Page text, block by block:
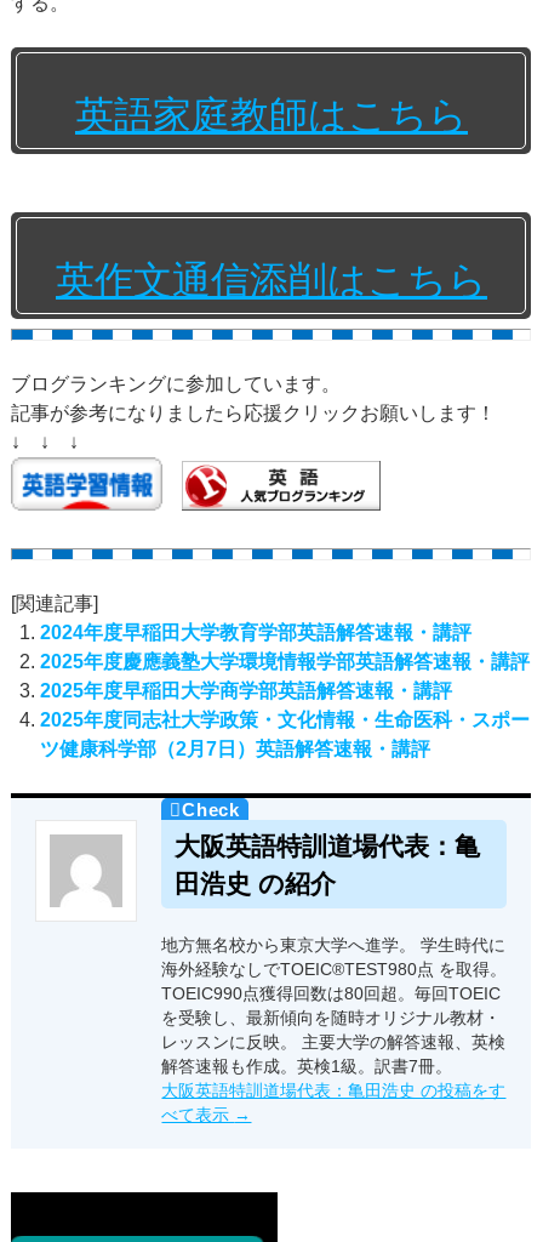
英語家庭教師はこちら
英作文通信添削はこちら
ブログランキングに参加しています。
記事が参考になりましたら応援クリックお願いします！
↓ ↓ ↓
[関連記事]
2024年度早稲田大学教育学部英語解答速報・講評
2025年度慶應義塾大学環境情報学部英語解答速報・講評
2025年度早稲田大学商学部英語解答速報・講評
2025年度同志社大学政策・文化情報・生命医科・スポー
ツ健康科学部（2月7日）英語解答速報・講評
大阪英語特訓道場代表：亀
田浩史 の紹介
地方無名校から東京大学へ進学。 学生時代に
海外経験なしでTOEIC®TEST980点 を取得。
TOEIC990点獲得回数は80回超。毎回TOEIC
を受験し、最新傾向を随時オリジナル教材・
レッスンに反映。 主要大学の解答速報、英検
解答速報も作成。英検1級。訳書7冊。
大阪英語特訓道場代表：亀田浩史 の投稿をす
べて表示 →